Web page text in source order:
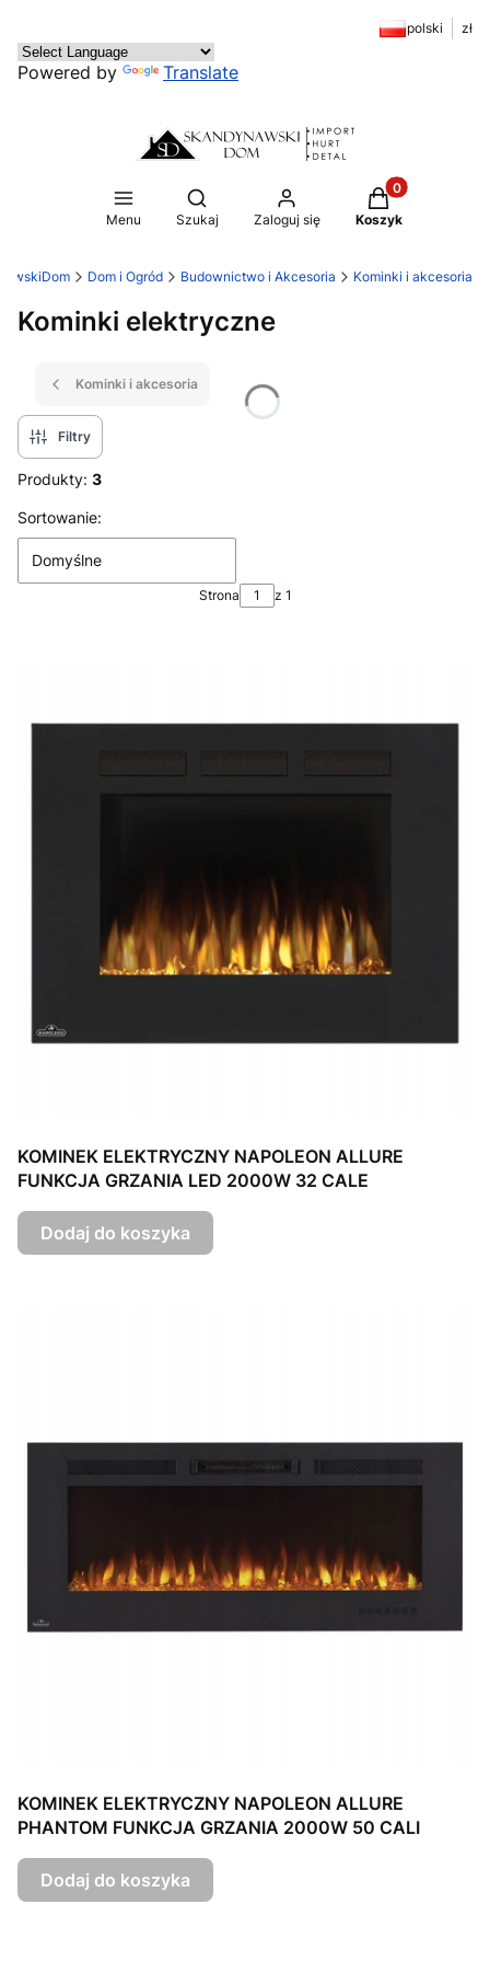
Powered by Translate
polski zł
Menu
Otwórz wyszukiwarkę
Szukaj Zaloguj się
Produkty w
Koszyk
Dom i Ogród Budownictwo i Akcesoria Kominki i akcesoria
Kominki elektryczne
Kominki i akcesoria
Filtry
Produkty: 3
Lista produktów
Sortowanie:
Domyślne
Strona z 1
KOMINEK ELEKTRYCZNY NAPOLEON ALLURE
FUNKCJA GRZANIA LED 2000W 32 CALE
Dodaj do koszyka
KOMINEK ELEKTRYCZNY NAPOLEON ALLURE
PHANTOM FUNKCJA GRZANIA 2000W 50 CALI
Dodaj do koszyka